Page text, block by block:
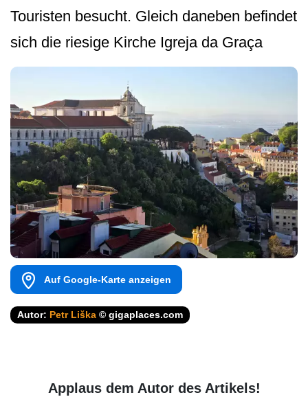
Touristen besucht. Gleich daneben befindet
sich die riesige Kirche Igreja da Graça
Auf Google-Karte anzeigen
Autor: Petr Liška © gigaplaces.com
Applaus dem Autor des Artikels!